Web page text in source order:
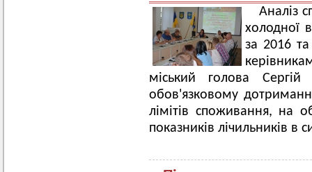
Аналіз
холодної
за 2016
міський голова
обов'язковому
лімітів споживання, на
показників лічильників в